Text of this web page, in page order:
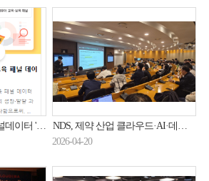
서비스' 구축
NDS, 제약 산업 클라우드·AI·데이터 혁신 앞장
2026-04-20